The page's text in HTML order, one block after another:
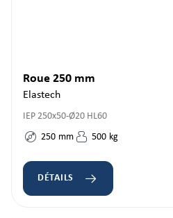
Roue 250 mm
Elastech
IEP 250x50-Ø20 HL60
250 mm 500 kg
DÉTAILS